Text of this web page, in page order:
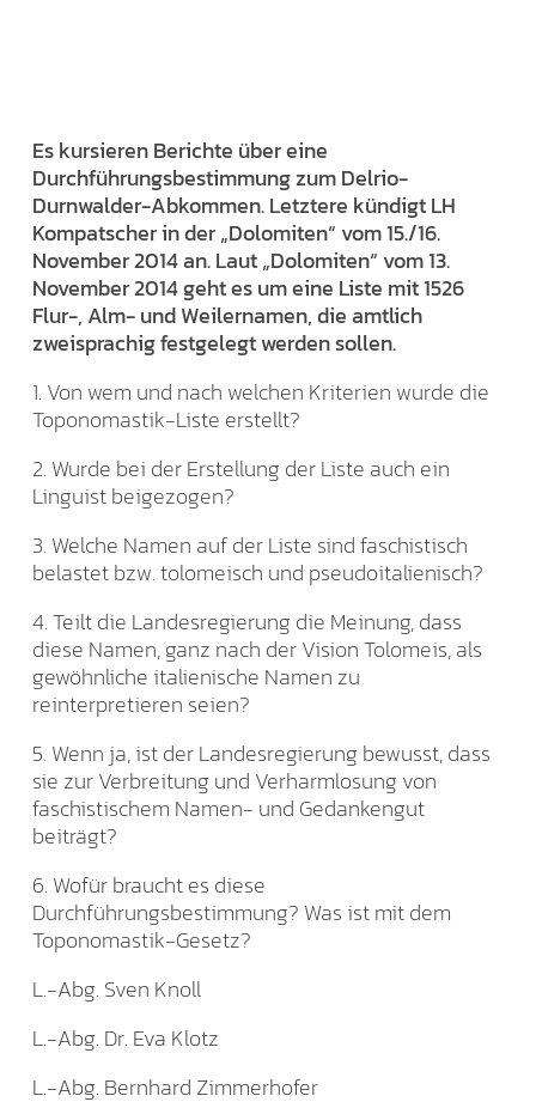
Es kursieren Berichte über eine
Durchführungsbestimmung zum Delrio-
Durnwalder-Abkommen. Letztere kündigt LH
Kompatscher in der „Dolomiten“ vom 15./16.
November 2014 an. Laut „Dolomiten“ vom 13.
November 2014 geht es um eine Liste mit 1526
Flur-, Alm- und Weilernamen, die amtlich
zweisprachig festgelegt werden sollen.
1. Von wem und nach welchen Kriterien wurde die
Toponomastik-Liste erstellt?
2. Wurde bei der Erstellung der Liste auch ein
Linguist beigezogen?
3. Welche Namen auf der Liste sind faschistisch
belastet bzw. tolomeisch und pseudoitalienisch?
4. Teilt die Landesregierung die Meinung, dass
diese Namen, ganz nach der Vision Tolomeis, als
gewöhnliche italienische Namen zu
reinterpretieren seien?
5. Wenn ja, ist der Landesregierung bewusst, dass
sie zur Verbreitung und Verharmlosung von
faschistischem Namen- und Gedankengut
beiträgt?
6. Wofür braucht es diese
Durchführungsbestimmung? Was ist mit dem
Toponomastik-Gesetz?
L.-Abg. Sven Knoll
L.-Abg. Dr. Eva Klotz
L.-Abg. Bernhard Zimmerhofer